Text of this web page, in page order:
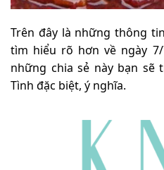
Trên đây là những thông
tìm hiểu rõ hơn về ngày
những chia sẻ này bạn sẽ
Tình đặc biệt, ý nghĩa.